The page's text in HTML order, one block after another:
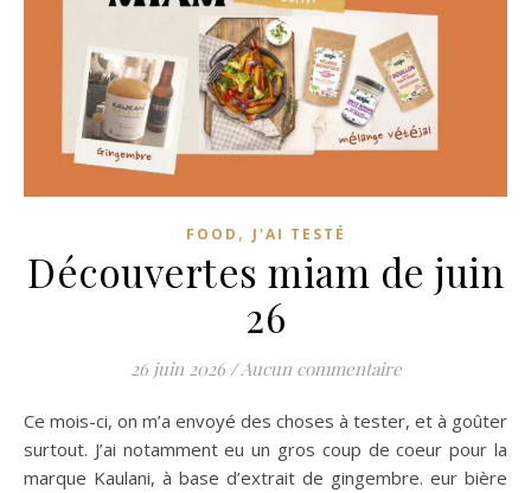
FOOD , J'AI TESTÉ
Découvertes miam de juin
26
26 juin 2026 /Aucun commentaire
Ce mois-ci, on m’a envoyé des choses à tester, et à goûter
surtout. J’ai notamment eu un gros coup de coeur pour la
marque Kaulani, à base d’extrait de gingembre. eur bière